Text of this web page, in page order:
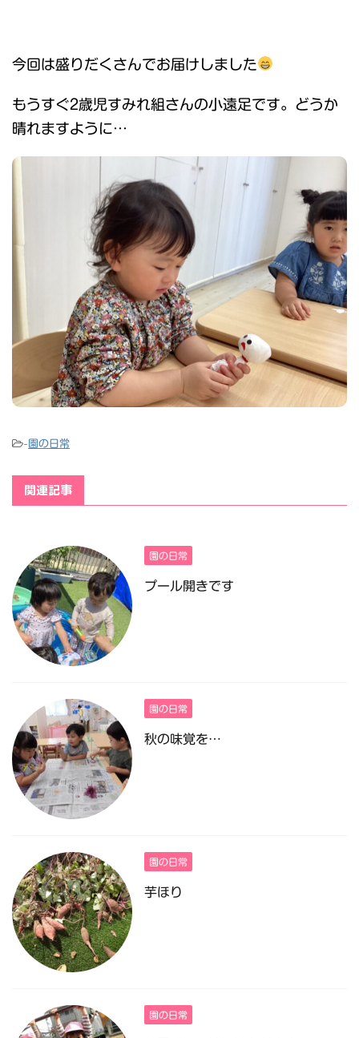
今回は盛りだくさんでお届けしました
もうすぐ2歳児すみれ組さんの小遠足です。どうか
晴れますように…
- 園の日常
関連記事
園の日常
プール開きです
園の日常
秋の味覚を…
園の日常
芋ほり
園の日常